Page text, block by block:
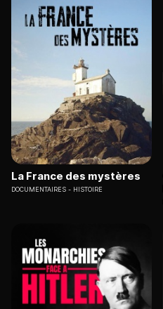
La France des mystères
DOCUMENTAIRES HISTOIRE